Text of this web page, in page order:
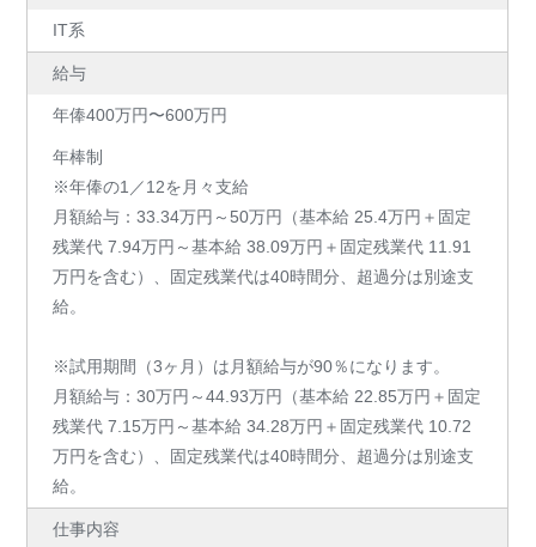
IT系
給与
年俸400万円〜600万円
年棒制
※年俸の1／12を月々支給
月額給与：33.34万円～50万円（基本給 25.4万円＋固定
残業代 7.94万円～基本給 38.09万円＋固定残業代 11.91
万円を含む）、固定残業代は40時間分、超過分は別途⽀
給。
※試用期間（3ヶ月）は月額給与が90％になります。
月額給与：30万円～44.93万円（基本給 22.85万円＋固定
残業代 7.15万円～基本給 34.28万円＋固定残業代 10.72
万円を含む）、固定残業代は40時間分、超過分は別途⽀
給。
仕事内容